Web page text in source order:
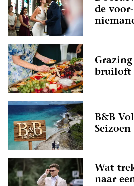
de
bruiloft
B&B
Seizoen
Wat
naar